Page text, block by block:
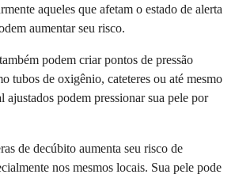
aqueles que afetam o estado de alerta
aumentar seu risco.
podem criar pontos de pressão
tubos de oxigênio, cateteres ou até mesmo
ajustados podem pressionar sua pele por
de decúbito aumenta seu risco de
nos mesmos locais. Sua pele pode